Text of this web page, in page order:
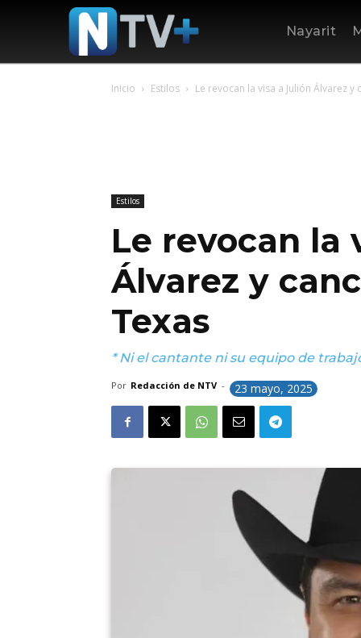
Nayarit
Inicio Estilos Le revocan la visa a Julión Álvarez
Estilos
Le revocan la
Álvarez y
Texas
* Ni el cantante ni su equipo de
Por Redacción de NTV - 23 mayo, 2025